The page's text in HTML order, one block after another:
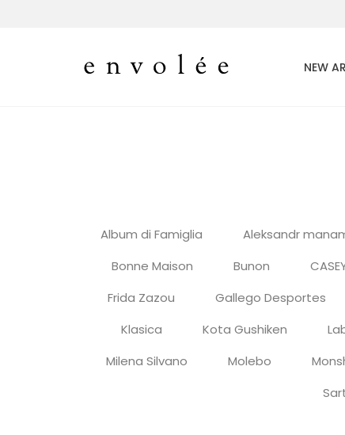
NEW
Album di Famiglia Aleksandr
Bonne Maison
Bunon
Frida Zazou
Gallego Desportes
Klasica
Kota Gushiken
Milena Silvano
Molebo